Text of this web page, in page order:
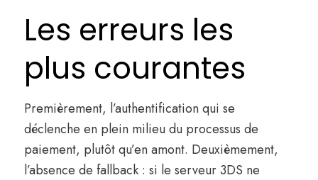
Les erreurs les
plus courantes
Premièrement, l’authentification qui se
déclenche en plein milieu du processus de
paiement, plutôt qu’en amont. Deuxièmement,
l’absence de fallback : si le serveur 3DS ne